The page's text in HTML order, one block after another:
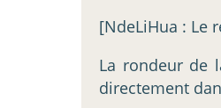
[NdeLiHua : Le
La rondeur de
directement